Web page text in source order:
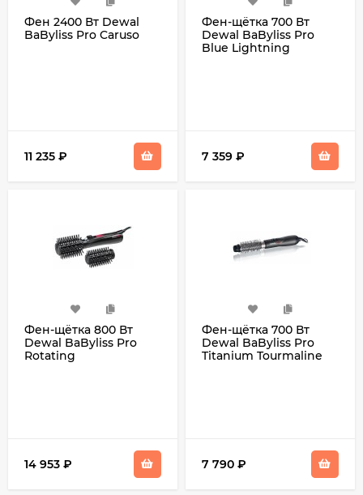
Фен 2400 Вт Dewal
BaByliss Pro Caruso
11 235 ₽
Фен-щётка 700 Вт
Dewal BaByliss Pro
Blue Lightning
7 359 ₽
Фен-щётка 800 Вт
Dewal BaByliss Pro
Rotating
14 953 ₽
Фен-щётка 700 Вт
Dewal BaByliss Pro
Titanium Tourmaline
7 790 ₽